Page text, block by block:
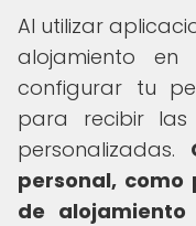
Al utilizar
alojamiento en
configurar tu
para recibir las
personalizadas.
personal, como
de